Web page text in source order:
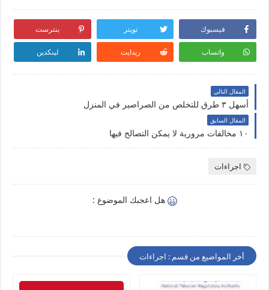
فيسبوك تويتر بنترست
واتساب ريدايت لينكدين
المقال التالي
أسهل ٣ طرق للتخلص من الصراصير في المنزل
المقال السابق
١٠ مخالفات مرورية لا يمكن التصالح فيها
اجراءات
هل اعجبك الموضوع :
أخر المواضيع من قسم : اجراءات